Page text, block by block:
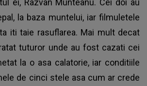
ei, Razvan Munteanu. Cei doi au
la baza muntelui, iar filmuletele
iti taie rasuflarea. Mai mult decat
tuturor unde au fost cazati cei
la o asa calatorie, iar conditiile
de cinci stele asa cum ar crede